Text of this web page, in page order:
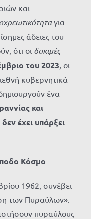
και
για
άδειες του
ότι οι δοκιμές
του 2023, οι
κυβερνητικά
ένα
και
έχει υπάρξει
Κόσμο
1962, συνέβει
των Πυραύλων».
πυραύλους